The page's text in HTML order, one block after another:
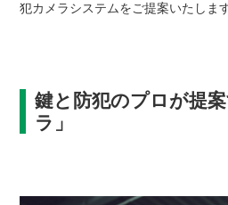
犯カメラシステムをご提案いたします
鍵と防犯のプロが提
ラ」